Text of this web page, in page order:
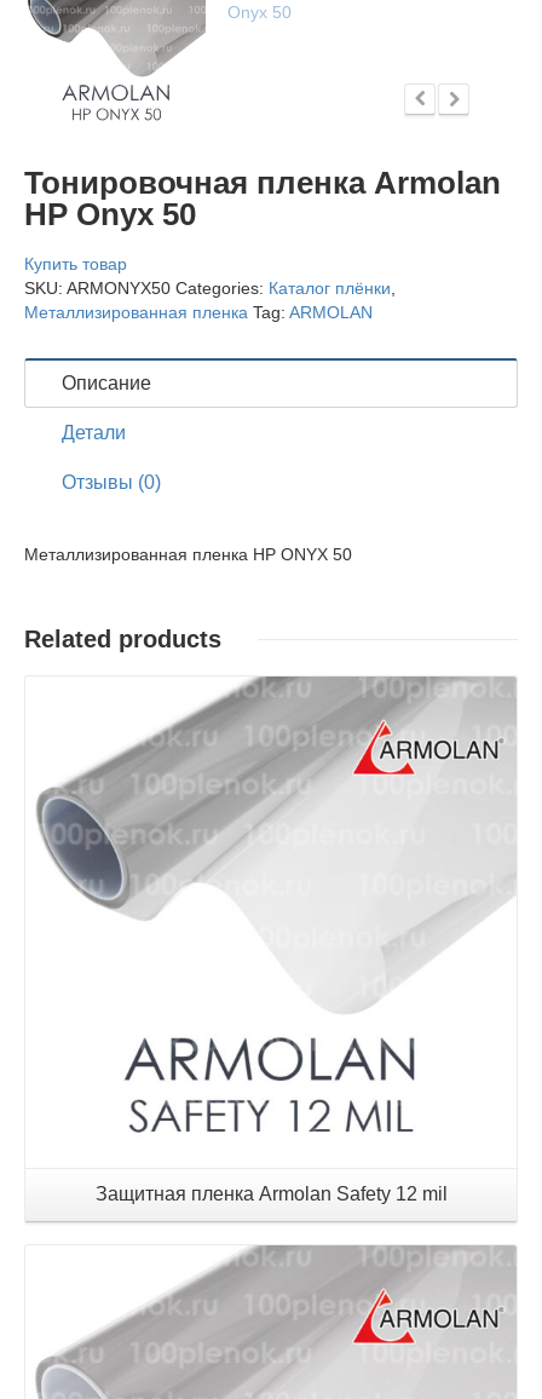
Тонировочная пленка Armolan
HP Onyx 50
Купить товар
SKU: ARMONYX50 Categories: Каталог плёнки,
Металлизированная пленка Tag: ARMOLAN
Описание
Детали
Отзывы (0)
Металлизированная пленка HP ONYX 50
Related products
Детали
Защитная пленка Armolan Safety 12 mil
Детали